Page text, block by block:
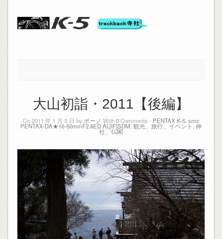
大山初詣・2011【後編】
On 2011 年 1 月 5 日 by ボーノ With0Comments - PENTAX K-5 smc
PENTAX-DA★16-50mmF2.8ED AL[IF]SDM 観光、旅行、イベント 神
社、仏閣